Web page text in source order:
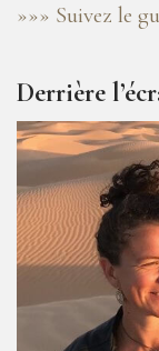
»»» Suivez le
Derrière